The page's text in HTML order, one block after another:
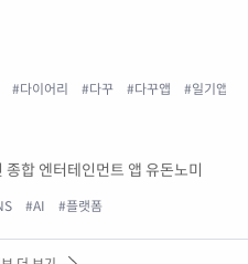
#다이어리 #다꾸 #다꾸앱 #일기앱
합 엔터테인먼트 앱 유돈노미
#AI #플랫폼